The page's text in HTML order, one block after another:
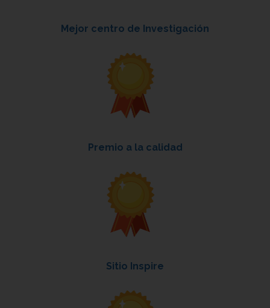
Mejor centro de Investigación
Premio a la calidad
Sitio Inspire